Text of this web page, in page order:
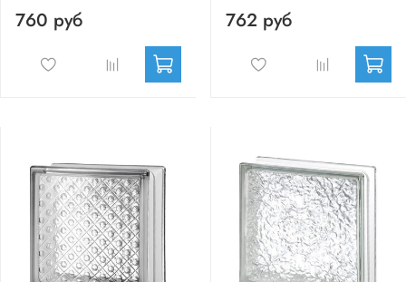
760 руб 762 руб